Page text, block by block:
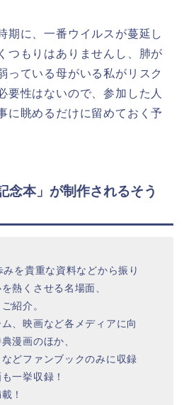
期に、一番ウイルスが蔓延し
つもりはありませんし、肺が
っている母がいる私がリスク
要性はないので、参加した人
に眺めるだけに留めておく予
念本」が制作されるそう
を貴重な資料などから振り
熱くさせる名場面、
紹介。
、映画など各メディアに向
漫画のほか、
などファンブックのみに収録
一挙収録！
！